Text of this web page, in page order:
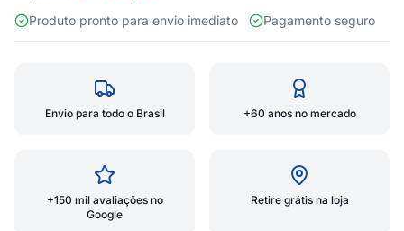
Produto pronto para envio imediato
Pagamento seguro
Envio para todo o Brasil +60 anos no mercado
+150 mil avaliações no
Google
Retire grátis na loja